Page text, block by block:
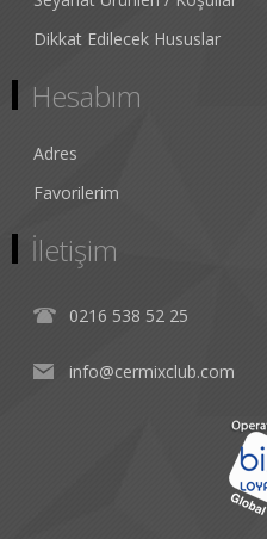
Dikkat Edilecek Hususlar
Hesabım
Adres
Favorilerim
İletişim
0216 538 52 25
info@cermixclub.com